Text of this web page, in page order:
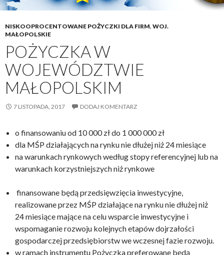
NISKOOPROCENTOWANE POŻYCZKI DLA FIRM, WOJ.
MAŁOPOLSKIE
POŻYCZKA W
WOJEWÓDZTWIE
MAŁOPOLSKIM
7 LISTOPADA, 2017 DODAJ KOMENTARZ
o finansowaniu od 10 000 zł do 1 000 000 zł
dla MŚP działających na rynku nie dłużej niż 24 miesiące
na warunkach rynkowych według stopy referencyjnej lub na
warunkach korzystniejszych niż rynkowe
finansowane będą przedsięwzięcia inwestycyjne,
realizowane przez MŚP działające na rynku nie dłużej niż
24 miesiące mające na celu wsparcie inwestycyjne i
wspomaganie rozwoju kolejnych etapów dojrzałości
gospodarczej przedsiębiorstw we wczesnej fazie rozwoju.
w ramach instrumentu Pożyczka preferowane będą